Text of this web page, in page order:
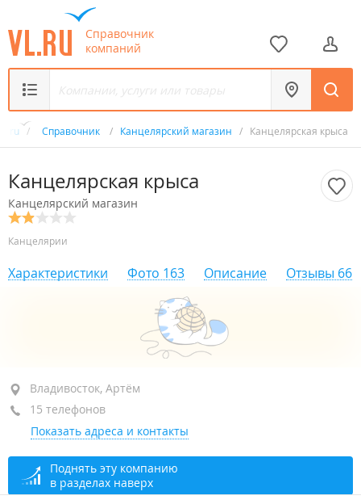
Справочник
компаний
/ Справочник / Канцелярский магазин / Канцелярская крыса
Канцелярская крыса
Канцелярский магазин
Канцелярии
Характеристики Фото 163 Описание Отзывы 66
район "64, 71 микрорайоны", ул. Нейбута, 63В
1-й этаж
+7 (423) 243-38-47
закрыто, откроется в 10:00
Владивосток, Артём
15 телефонов
Показать адреса и контакты
Поднять эту компанию
в разделах наверх